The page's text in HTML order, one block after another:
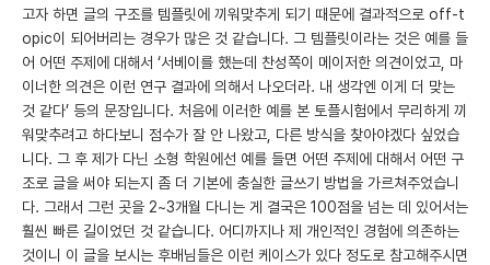
고자 하면 글의 구조를 템플릿에 끼워맞추게 되기 때문에 결과적으로 off-t
opic이 되어버리는 경우가 많은 것 같습니다. 그 템플릿이라는 것은 예를 들
어 어떤 주제에 대해서 ‘서베이를 했는데 찬성쪽이 메이저한 의견이었고, 마
이너한 의견은 이런 연구 결과에 의해서 나오더라. 내 생각엔 이게 더 맞는
것 같다’ 등의 문장입니다. 처음에 이러한 예를 본 토플시험에서 무리하게 끼
워맞추려고 하다보니 점수가 잘 안 나왔고, 다른 방식을 찾아야겠다 싶었습
니다. 그 후 제가 다닌 소형 학원에선 예를 들면 어떤 주제에 대해서 어떤 구
조로 글을 써야 되는지 좀 더 기본에 충실한 글쓰기 방법을 가르쳐주었습니
다. 그래서 그런 곳을 2~3개월 다니는 게 결국은 100점을 넘는 데 있어서는
훨씬 빠른 길이었던 것 같습니다. 어디까지나 제 개인적인 경험에 의존하는
것이니 이 글을 보시는 후배님들은 이런 케이스가 있다 정도로 참고해주시면